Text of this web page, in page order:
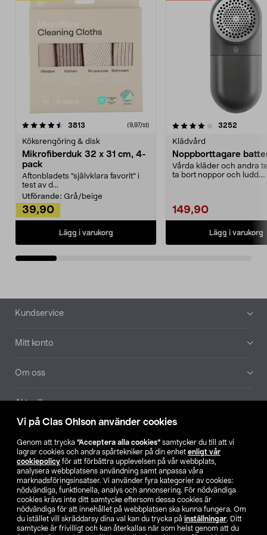
Vi på Clas Ohlson använder cookies
Genom att trycka ”Acceptera alla cookies” samtycker du till att vi
lagrar cookies och andra spårtekniker på din enhet enligt vår
cookiepolicy för att förbättra upplevelsen på vår webbplats,
analysera webbplatsens användning samt anpassa våra
marknadsföringsinsatser. Vi använder fyra kategorier av cookies:
nödvändiga, funktionella, analys och annonsering. För nödvändiga
cookies krävs inte ditt samtycke eftersom dessa cookies är
nödvändiga för att innehållet på webbplatsen ska kunna fungera. Om
du istället vill skräddarsy dina val kan du trycka på inställningar. Ditt
samtycke är frivilligt och kan återkallas när som helst genom att du
3813 (9,97/st)
Köksrengöring & disk
Mikrofiberduk 32 x 31 cm, 4-
pack
Aftonbladets "självklara favorit” i
test av d...
Utförande: Grå/beige
39,90
Lägg i varukorg
4.0av 5 stjärnor 3252
Klädvård
Noppborttagare
Vårda kläder och andra
ta bort noppor och ludd.
149,90
Lägg i varukorg
4.5av 5 stjärnor
Sidfot
Kundservice
Mitt konto
Om oss
Aktuellt
Hitta butik
SE NO FI